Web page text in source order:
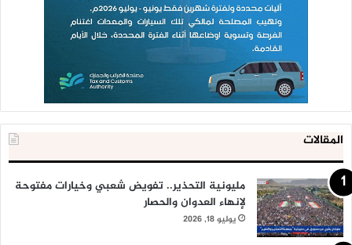
المقالات
مليونية التحذير.. تفويض شعبي وخيارات مفتوحة
لإنهاء العدوان والحصار
يوليو 18, 2026